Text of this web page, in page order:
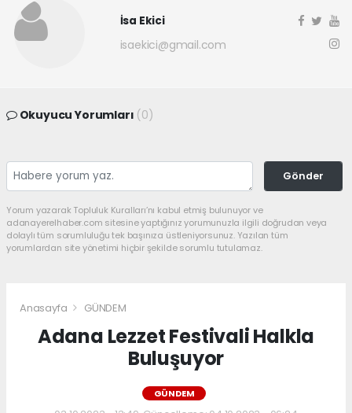
İsa Ekici
isaekici@gmail.com
Okuyucu Yorumları (0)
Gönder
Yorum yazarak Topluluk Kuralları’nı kabul etmiş bulunuyor ve
adanayerelhaber.com sitesine yaptığınız yorumunuzla ilgili doğrudan veya
dolaylı tüm sorumluluğu tek başınıza üstleniyorsunuz. Yazılan tüm
yorumlardan site yönetimi hiçbir şekilde sorumlu tutulamaz.
Anasayfa GÜNDEM
Adana Lezzet Festivali Halkla
Buluşuyor
GÜNDEM